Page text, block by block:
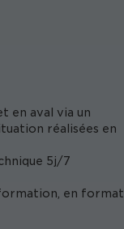
en aval via un
réalisées en
5j/7
en format